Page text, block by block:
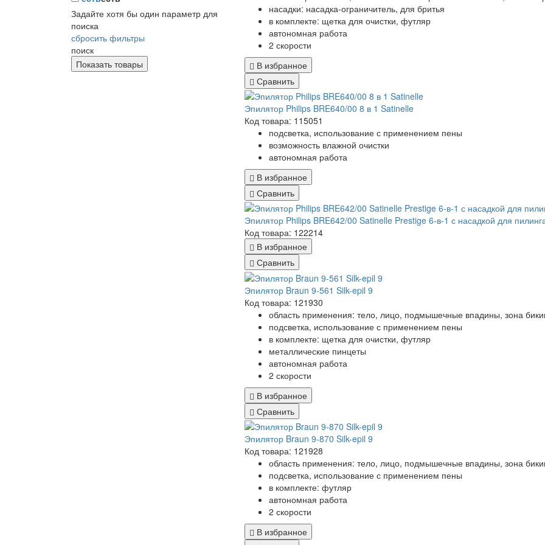
Задайте хотя бы один параметр для
поиска
сбросить фильтры
поиск
насадки: насадка-ограничитель, для бритья
в комплекте: щетка для очистки, футляр
автономная работа
2 скорости
В избранное
Сравнить
Эпилятор Philips BRE640/00 8 в 1 Satinelle
Код товара: 115051
подсветка, использование с применением пены
возможность влажной очистки
автономная работа
В избранное
Сравнить
Эпилятор Philips BRE642/00 Satinelle Prestige 6-в-1 с насадкой для
Код товара: 122214
В избранное
Сравнить
Эпилятор Braun 9-561 Silk-epil 9
Код товара: 121930
область применения: тело, лицо, подмышечные впадины, зона
подсветка, использование с применением пены
в комплекте: щетка для очистки, футляр
металлические пинцеты
автономная работа
2 скорости
В избранное
Сравнить
Эпилятор Braun 9-870 Silk-epil 9
Код товара: 121928
область применения: тело, лицо, подмышечные впадины, зона
подсветка, использование с применением пены
в комплекте: футляр
автономная работа
2 скорости
В избранное